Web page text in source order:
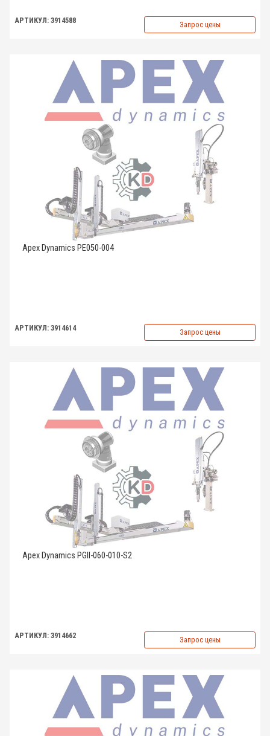
АРТИКУЛ: 3914588 Запрос цены
Apex Dynamics PE050-004
АРТИКУЛ: 3914614 Запрос цены
Apex Dynamics PGII-060-010-S2
АРТИКУЛ: 3914662 Запрос цены